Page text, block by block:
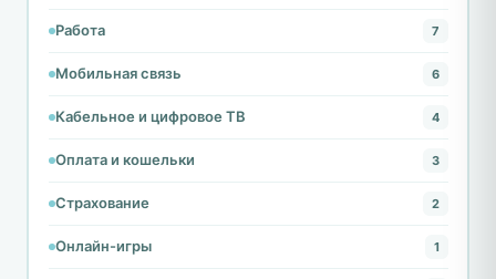
Работа 7
Мобильная связь 6
Кабельное и цифровое ТВ 4
Оплата и кошельки 3
Страхование 2
Онлайн-игры 1